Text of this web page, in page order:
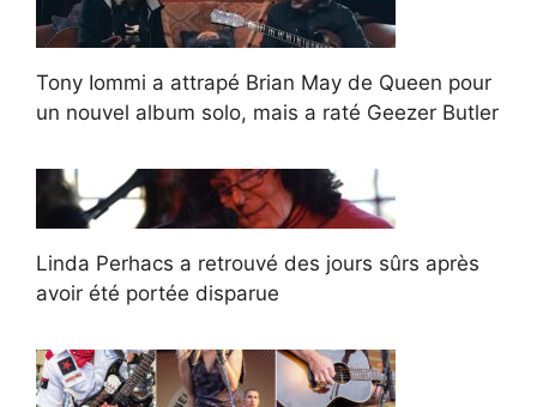
Tony Iommi a attrapé Brian May de Queen pour
un nouvel album solo, mais a raté Geezer Butler
Linda Perhacs a retrouvé des jours sûrs après
avoir été portée disparue